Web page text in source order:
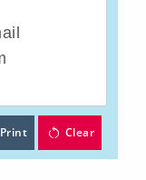
Print Clear